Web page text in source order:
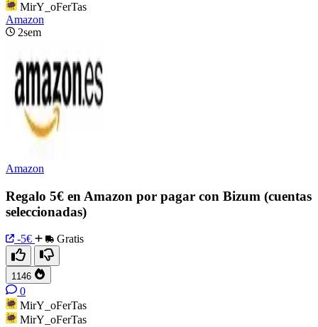
MirY_oFerTas
Amazon
2sem
Amazon
Regalo 5€ en Amazon por pagar con Bizum (cuentas
seleccionadas)
-5€ Gratis
1146
0
MirY_oFerTas
MirY_oFerTas